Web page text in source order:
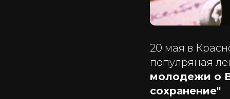
20 мая в
популряная
молодежи о
сохранение"